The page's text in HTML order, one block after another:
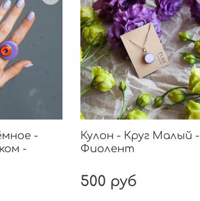
-
-
Кулон - Круг Малый -
Фиолент
500 руб